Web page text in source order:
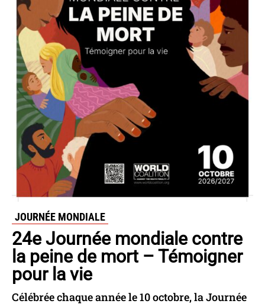
JOURNÉE MONDIALE
24e Journée mondiale contre
la peine de mort – Témoigner
pour la vie
Célébrée chaque année le 10 octobre, la Journée